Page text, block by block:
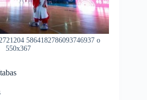
5864182786093746937 o
550x367